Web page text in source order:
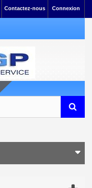
Connexion
Contactez-nous